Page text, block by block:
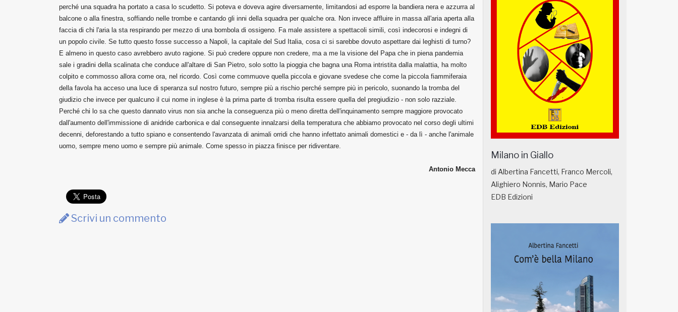
perché una squadra ha portato a casa lo scudetto. Si poteva e doveva agire diversamente, limitandosi ad esporre la bandiera nera e azzurra al
balcone o alla finestra, soffiando nelle trombe e cantando gli inni della squadra per qualche ora. Non invece affluire in massa all'aria aperta alla
faccia di chi l'aria la sta respirando per mezzo di una bombola di ossigeno. Fa male assistere a spettacoli simili, così indecorosi e indegni di
un popolo civile. Se tutto questo fosse successo a Napoli, la capitale del Sud Italia, cosa ci si sarebbe dovuto aspettare dai leghisti di turno?
E almeno in questo caso avrebbero avuto ragione. Si può credere oppure non credere, ma a me la visione del Papa che in piena pandemia
sale i gradini della scalinata che conduce all'altare di San Pietro, solo sotto la pioggia che bagna una Roma intristita dalla malattia, ha molto
colpito e commosso allora come ora, nel ricordo. Così come commuove quella piccola e giovane svedese che come la piccola fiammiferaia
della favola ha acceso una luce di speranza sul nostro futuro, sempre più a rischio perché sempre più in pericolo, suonando la tromba del
giudizio che invece per qualcuno il cui nome in inglese è la prima parte di tromba risulta essere quella del pregiudizio - non solo razziale.
Perché chi lo sa che questo dannato virus non sia anche la conseguenza più o meno diretta dell'inquinamento sempre maggiore provocato
dall'aumento dell'immissione di anidride carbonica e dal conseguente innalzarsi della temperatura che abbiamo provocato nel corso degli ultimi
decenni, deforestando a tutto spiano e consentendo l'avanzata di animali orridi che hanno infettato animali domestici e - da lì - anche l'animale
uomo, sempre meno uomo e sempre più animale. Come spesso in piazza finisce per ridiventare.
Antonio Mecca
Scrivi un commento
Milano in Giallo
di Albertina Fancetti, Franco Mercoli,
Alighiero Nonnis, Mario Pace
EDB Edizioni